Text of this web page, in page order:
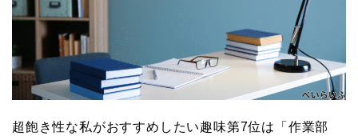
超飽き性な私がおすすめしたい趣味第7位は「作業部